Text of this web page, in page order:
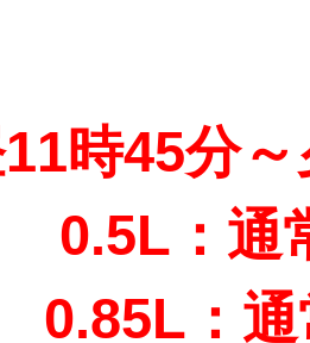
時45分～
0.5L：通
0.85L：